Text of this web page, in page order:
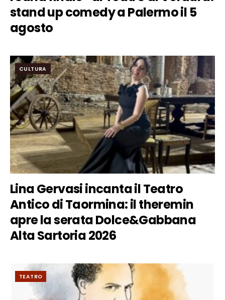
stand up comedy a Palermo il 5
agosto
CULTURA
Lina Gervasi incanta il Teatro
Antico di Taormina: il theremin
apre la serata Dolce&Gabbana
Alta Sartoria 2026
TEATRO